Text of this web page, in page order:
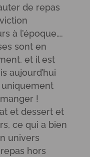
de repas
à l’époque….
sont en
et il est
aujourd’hui
uniquement
!
et dessert et
ce qui a bien
univers
hors